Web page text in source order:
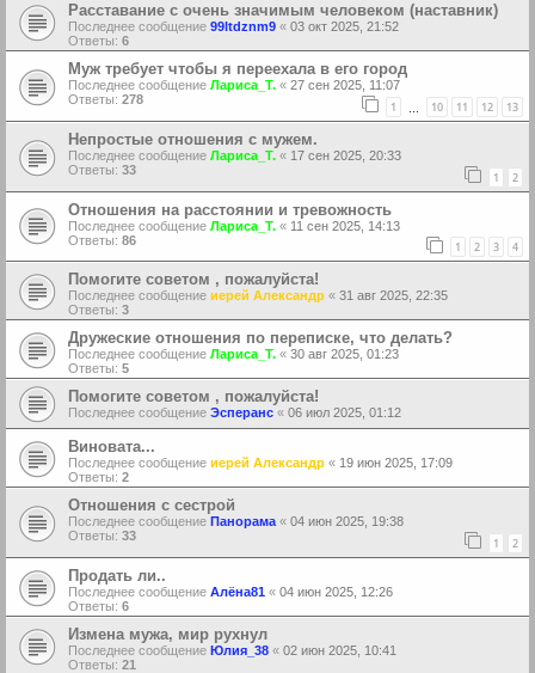
Расставание с очень значимым человеком (наставник)
Последнее сообщение 99ltdznm9 « 03 окт 2025, 21:52
Ответы: 6
Муж требует чтобы я переехала в его город
Последнее сообщение Лариса_Т. « 27 сен 2025, 11:07
Ответы: 278 1 10 11 12 13
Непростые отношения с мужем.
Последнее сообщение Лариса_Т. « 17 сен 2025, 20:33
Ответы: 33 1 2
Отношения на расстоянии и тревожность
Последнее сообщение Лариса_Т. « 11 сен 2025, 14:13
Ответы: 86 1 2 3 4
Помогите советом , пожалуйста!
Последнее сообщение иерей Александр « 31 авг 2025, 22:35
Ответы: 3
Дружеские отношения по переписке, что делать?
Последнее сообщение Лариса_Т. « 30 авг 2025, 01:23
Ответы: 5
Помогите советом , пожалуйста!
Последнее сообщение Эсперанс « 06 июл 2025, 01:12
Виновата...
Последнее сообщение иерей Александр « 19 июн 2025, 17:09
Ответы: 2
Отношения с сестрой
Последнее сообщение Панорама « 04 июн 2025, 19:38
Ответы: 33 1 2
Продать ли..
Последнее сообщение Алёна81 « 04 июн 2025, 12:26
Ответы: 6
Измена мужа, мир рухнул
Последнее сообщение Юлия_38 « 02 июн 2025, 10:41
Ответы: 21